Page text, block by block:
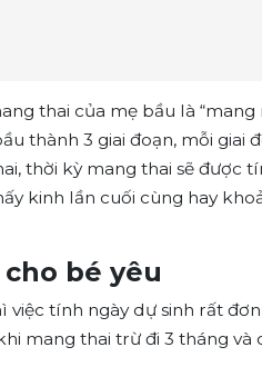
thai của mẹ bầu là “mang
thành 3 giai đoạn, mỗi giai
thời kỳ mang thai sẽ được
kinh lần cuối cùng hay
bé yêu
tính ngày dự sinh rất
mang thai trừ đi 3 tháng và